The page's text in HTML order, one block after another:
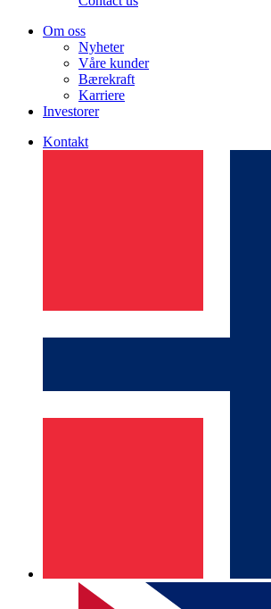
Om oss
Nyheter
Våre kunder
Bærekraft
Karriere
Investorer
Kontakt